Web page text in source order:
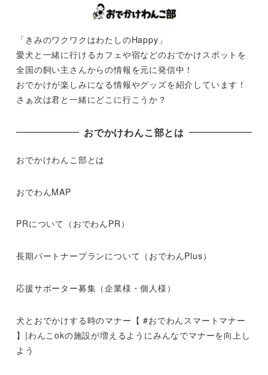
「きみのワクワクはわたしのHappy」
愛犬と一緒に行けるカフェや宿などのおでかけスポットを
全国の飼い主さんからの情報を元に発信中！
おでかけが楽しみになる情報やグッズを紹介しています！
さぁ次は君と一緒にどこに行こうか？
おでかけわんこ部とは
おでかけわんこ部とは
おでわんMAP
PRについて（おでわんPR）
長期パートナープランについて（おでわんPlus）
応援サポーター募集（企業様・個人様）
犬とおでかけする時のマナー【 #おでわんスマートマナー
】|わんこokの施設が増えるようにみんなでマナーを向上し
よう